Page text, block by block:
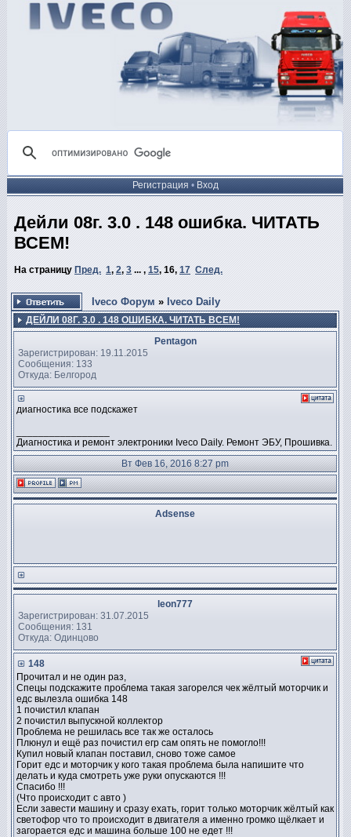
Регистрация • Вход
Дейли 08г. 3.0 . 148 ошибка. ЧИТАТЬ
ВСЕМ!
На страницу Пред. 1, 2, 3 ... , 15, 16, 17 След.
Iveco Форум » Iveco Daily
ДЕЙЛИ 08Г. 3.0 . 148 ОШИБКА. ЧИТАТЬ ВСЕМ!
Pentagon
Зарегистрирован: 19.11.2015
Сообщения: 133
Откуда: Белгород
диагностика все подскажет
Диагностика и ремонт электроники Iveco Daily. Ремонт ЭБУ, Прошивка.
Вт Фев 16, 2016 8:27 pm
Adsense
leon777
Зарегистрирован: 31.07.2015
Сообщения: 131
Откуда: Одинцово
148
Прочитал и не один раз,
Спецы подскажите проблема такая загорелся чек жёлтый моторчик и
едс вылезла ошибка 148
1 почистил клапан
2 почистил выпускной коллектор
Проблема не решилась все так же осталось
Плюнул и ещё раз почистил егр сам опять не помогло!!!
Купил новый клапан поставил, сново тоже самое
Горит едс и моторчик у кого такая проблема была напишите что
делать и куда смотреть уже руки опускаются !!!
Спасибо !!!
(Что происходит с авто )
Если завести машину и сразу ехать, горит только моторчик жёлтый как
светофор что то происходит в двигателя а именно громко щёлкает и
загорается едс и машина больше 100 не едет !!!